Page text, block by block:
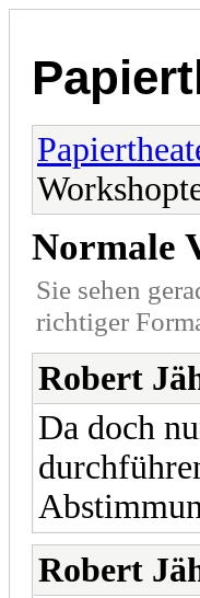
Normale
Sie sehen
richtiger
Robert
Da doch
Robert